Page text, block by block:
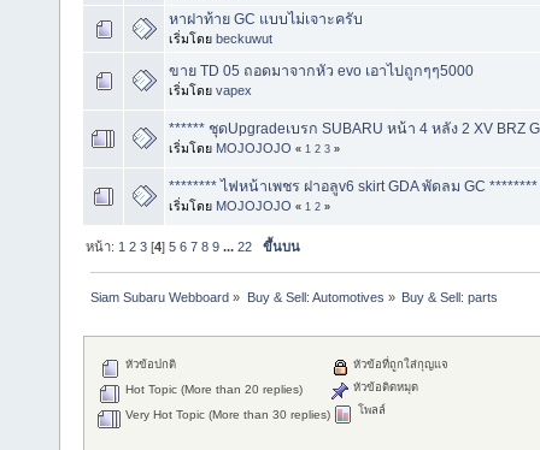
หาฝาท้าย GC แบบไม่เจาะครับ
เริ่มโดย beckuwut
ขาย TD 05 ถอดมาจากหัว evo เอาไปถูกๆๆ5000
เริ่มโดย vapex
****** ชุดUpgradeเบรก SUBARU หน้า 4 หลัง 2 XV BRZ
เริ่มโดย MOJOJOJO « 1 2 3 »
******** ไฟหน้าเพชร ฝาอลูv6 skirt GDA พัดลม GC ********
เริ่มโดย MOJOJOJO « 1 2 »
หน้า: 1 2 3 [4]5 6 7 8 9 ...22 ขึ้นบน
Siam Subaru Webboard » Buy & Sell: Automotives » Buy & Sell: parts
หัวข้อปกติ
Hot Topic (More than 20 replies)
Very Hot Topic (More than 30 replies)
หัวข้อที่ถูกใส่กุญแจ
หัวข้อติดหมุด
โพลล์